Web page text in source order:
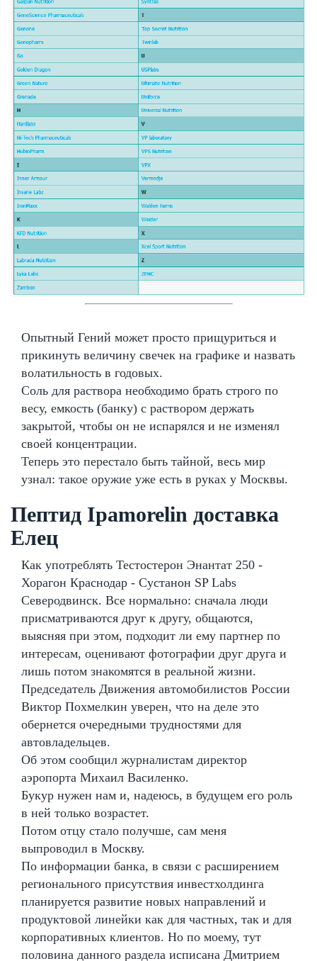
Опытный Гений может просто прищуриться и
прикинуть величину свечек на графике и назвать
волатильность в годовых.
Соль для раствора необходимо брать строго по
весу, емкость (банку) с раствором держать
закрытой, чтобы он не испарялся и не изменял
своей концентрации.
Теперь это перестало быть тайной, весь мир
узнал: такое оружие уже есть в руках у Москвы.
Пептид Ipamorelin доставка
Елец
Как употреблять Тестостерон Энантат 250 -
Хорагон Краснодар - Сустанон SP Labs
Северодвинск. Все нормально: сначала люди
присматриваются друг к другу, общаются,
выясняя при этом, подходит ли ему партнер по
интересам, оценивают фотографии друг друга и
лишь потом знакомятся в реальной жизни.
Председатель Движения автомобилистов России
Виктор Похмелкин уверен, что на деле это
обернется очередными трудностями для
автовладельцев.
Об этом сообщил журналистам директор
аэропорта Михаил Василенко.
Букур нужен нам и, надеюсь, в будущем его роль
в ней только возрастет.
Потом отцу стало получше, сам меня
выпроводил в Москву.
По информации банка, в связи с расширением
регионального присутствия инвестхолдинга
планируется развитие новых направлений и
продуктовой линейки как для частных, так и для
корпоративных клиентов. Но по моему, тут
половина данного раздела исписана Дмитрием